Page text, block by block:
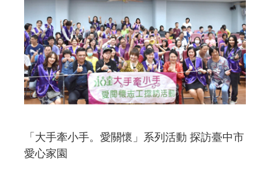
「大手牽小手。愛關懷」系列活動 探訪臺中市
愛心家園